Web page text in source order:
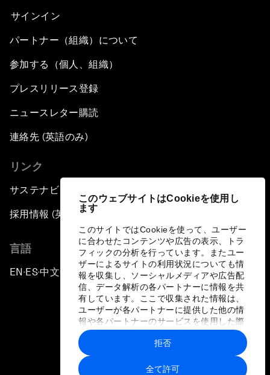
このウェブサイトはCookieを使用し
ます
このサイトではCookieを使って、ユーザー
に合わせたコンテンツや広告の表示、トラ
フィックの分析を行っています。またユー
ザーによるサイトの利用状況についても情
報を収集し、ソーシャルメディアや広告配
信、データ解析の各パートナーに情報を共
有しています。ここで収集された情報は、
ユーザーが各パートナーに提供した他の情
報や各パートナーのサービスを使用した際
に収集された情報と組み合わされ、各パー
トナーによって使用されることがありま
す。
全て許可
拒否
サインイン
パートナー（組織）について
参加する（個人、組織）
プレスリリース登録
ニュースレター購読
連絡先 (英語のみ)
リンク
サステナビリティへの取り組み
採用情報 (英語のみ)
言語
EN ▪ES▪中文▪ 日本語
プライバシーポリシーと利用規約